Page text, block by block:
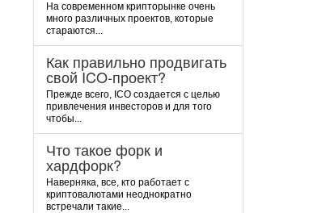
На современном крипторынке очень
много различных проектов, которые
стараются...
Как правильно продвигать
свой ICO-проект?
Прежде всего, ICO создается с целью
привлечения инвесторов и для того
чтобы...
Что такое форк и
хардфорк?
Наверняка, все, кто работает с
криптовалютами неоднократно
встречали такие...